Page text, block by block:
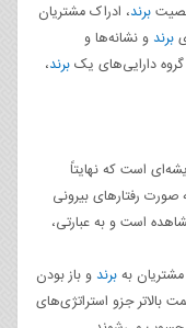
برند، ادراک مشتریان
برند و نشانه‌ها و
گروه دارایی‌های یکبرند،
است که نهایتاً
رفتارهای بیرونی
است و به عبارتی،
مشتریان بهبرند و باز بودن
بالاتر جزو استراتژی‌های